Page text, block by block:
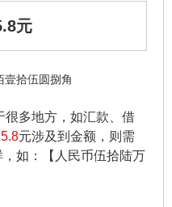
元
壹拾伍圆捌角
很多地方，如汇款、借
元涉及到金额，则需
如：【人民币伍拾陆万